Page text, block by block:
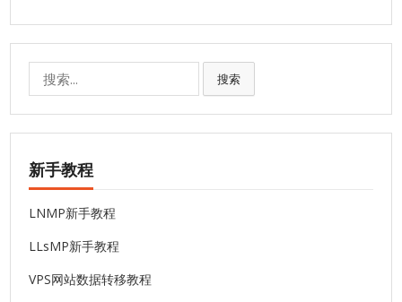
搜索
新手教程
LNMP新手教程
LLsMP新手教程
VPS网站数据转移教程